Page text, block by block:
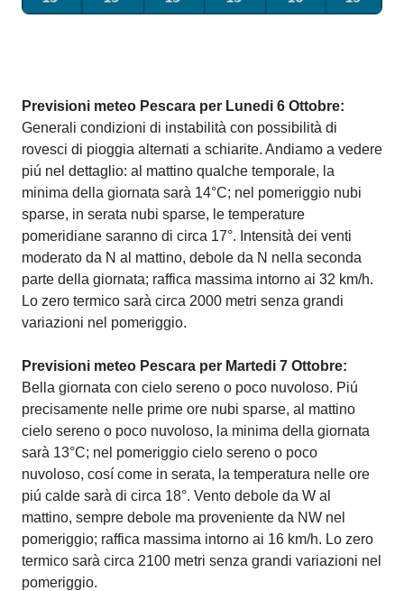
Previsioni meteo Pescara per Lunedi 6 Ottobre:
Generali condizioni di instabilità con possibilità di
rovesci di pioggia alternati a schiarite. Andiamo a vedere
piú nel dettaglio: al mattino qualche temporale, la
minima della giornata sarà 14°C; nel pomeriggio nubi
sparse, in serata nubi sparse, le temperature
pomeridiane saranno di circa 17°. Intensità dei venti
moderato da N al mattino, debole da N nella seconda
parte della giornata; raffica massima intorno ai 32 km/h.
Lo zero termico sarà circa 2000 metri senza grandi
variazioni nel pomeriggio.
Previsioni meteo Pescara per Martedi 7 Ottobre:
Bella giornata con cielo sereno o poco nuvoloso. Piú
precisamente nelle prime ore nubi sparse, al mattino
cielo sereno o poco nuvoloso, la minima della giornata
sarà 13°C; nel pomeriggio cielo sereno o poco
nuvoloso, cosí come in serata, la temperatura nelle ore
piú calde sarà di circa 18°. Vento debole da W al
mattino, sempre debole ma proveniente da NW nel
pomeriggio; raffica massima intorno ai 16 km/h. Lo zero
termico sarà circa 2100 metri senza grandi variazioni nel
pomeriggio.